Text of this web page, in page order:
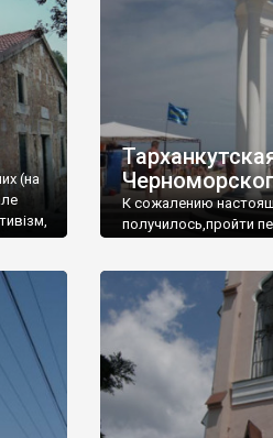
(на
К сожалению
получилось,пройти